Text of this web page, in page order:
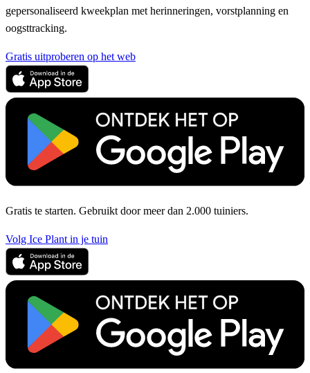
gepersonaliseerd kweekplan met herinneringen, vorstplanning en
oogsttracking.
Gratis uitproberen op het web
Gratis te starten. Gebruikt door meer dan 2.000 tuiniers.
Volg Ice Plant in je tuin